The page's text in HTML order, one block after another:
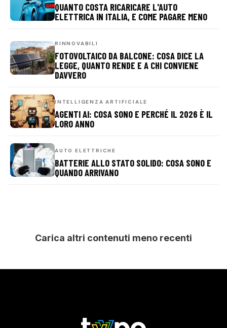
QUANTO COSTA RICARICARE L'AUTO
ELETTRICA IN ITALIA, E COME PAGARE MENO
RINNOVABILI
FOTOVOLTAICO DA BALCONE: COSA DICE LA
LEGGE, QUANTO RENDE E A CHI CONVIENE
DAVVERO
INTELLIGENZA ARTIFICIALE
AGENTI AI: COSA SONO E PERCHÉ IL 2026 È IL
LORO ANNO
AUTO ELETTRICHE
BATTERIE ALLO STATO SOLIDO: COSA SONO E
QUANDO ARRIVANO
Carica altri contenuti meno recenti